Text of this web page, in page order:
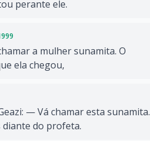
perante ele.
a mulher sunamita. O
ela chegou,
— Vá chamar esta sunamita.
diante do profeta.